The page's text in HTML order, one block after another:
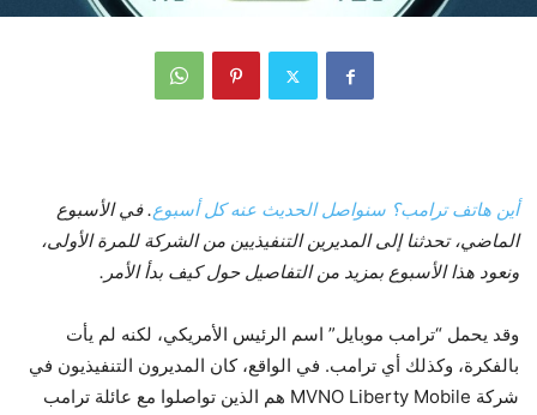
أين هاتف ترامب؟ سنواصل الحديث عنه كل أسبوع. في الأسبوع
الماضي، تحدثنا إلى المديرين التنفيذيين من الشركة للمرة الأولى،
ونعود هذا الأسبوع بمزيد من التفاصيل حول كيف بدأ الأمر.
وقد يحمل “ترامب موبايل” اسم الرئيس الأمريكي، لكنه لم يأت
بالفكرة، وكذلك أي ترامب. في الواقع، كان المديرون التنفيذيون في
شركة MVNO Liberty Mobile هم الذين تواصلوا مع عائلة ترامب